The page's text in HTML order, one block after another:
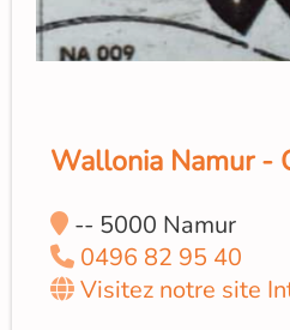
Wallonia Namur -
-- 5000 Namur
0496 82 95 40
Visitez notre site